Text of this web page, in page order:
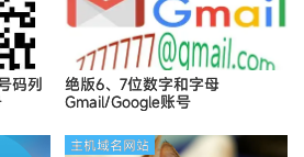
码列
绝版6、7位数字和字母
Gmail/Google账号
主机域名网站